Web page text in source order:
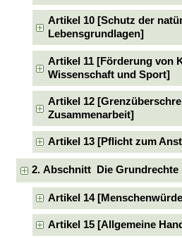
Artikel 10 [Schutz der
Lebensgrundlagen]
Artikel 11 [Förderung von
Wissenschaft und Sport]
Artikel 12
Zusammenarbeit]
Artikel 13 [Pflicht zum
2. Abschnitt Die Grundrechte
Artikel 14
Artikel 15 [Allgemeine